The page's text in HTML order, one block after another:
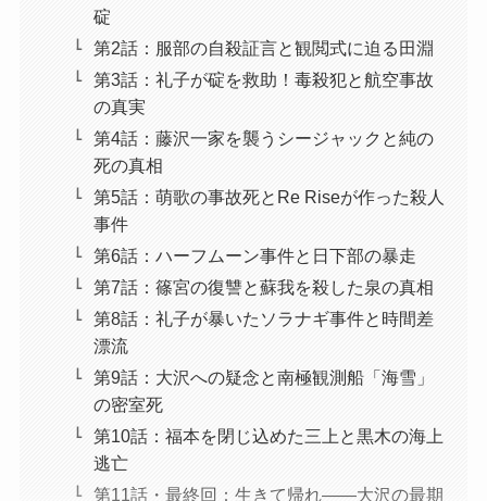
碇
第2話：服部の自殺証言と観閲式に迫る田淵
第3話：礼子が碇を救助！毒殺犯と航空事故
の真実
第4話：藤沢一家を襲うシージャックと純の
死の真相
第5話：萌歌の事故死とRe Riseが作った殺人
事件
第6話：ハーフムーン事件と日下部の暴走
第7話：篠宮の復讐と蘇我を殺した泉の真相
第8話：礼子が暴いたソラナギ事件と時間差
漂流
第9話：大沢への疑念と南極観測船「海雪」
の密室死
第10話：福本を閉じ込めた三上と黒木の海上
逃亡
第11話・最終回：生きて帰れ――大沢の最期